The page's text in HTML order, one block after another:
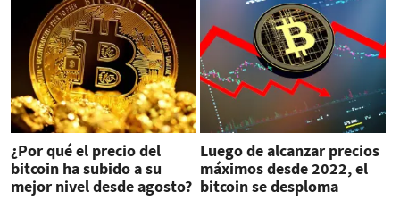
¿Por qué el precio del
bitcoin ha subido a su
mejor nivel desde agosto?
Luego de alcanzar precios
máximos desde 2022, el
bitcoin se desploma